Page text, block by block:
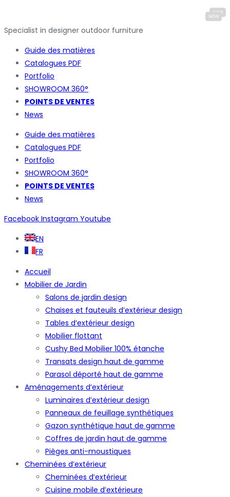
Specialist in designer outdoor furniture
Guide des matières
Catalogues PDF
Portfolio
SHOWROOM 360°
POINTS DE VENTES
News
Guide des matières
Catalogues PDF
Portfolio
SHOWROOM 360°
POINTS DE VENTES
News
Facebook Instagram Youtube
EN
FR
Accueil
Mobilier de Jardin
Salons de jardin design
Chaises et fauteuils d’extérieur design
Tables d’extérieur design
Mobilier flottant
Cushy Bed Mobilier 100% étanche
Transats design haut de gamme
Parasol déporté haut de gamme
Aménagements d’extérieur
Luminaires d’extérieur design
Panneaux de feuillage synthétiques
Gazon synthétique haut de gamme
Coffres de jardin haut de gamme
Pièges anti-moustiques
Cheminées d’extérieur
Cheminées d’extérieur
Cuisine mobile d’extérieure